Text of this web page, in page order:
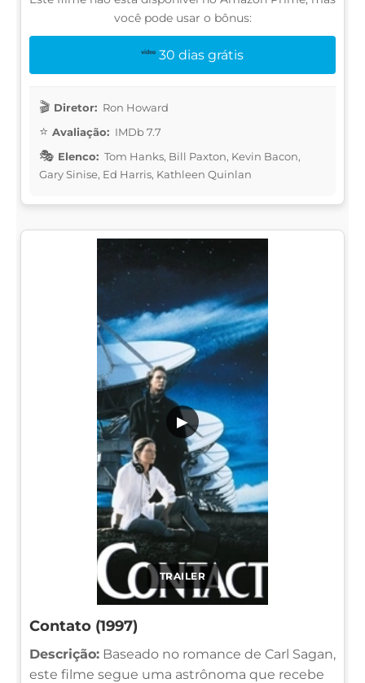
você pode usar o bônus:
30 dias grátis
Diretor: Ron Howard
Avaliação: IMDb 7.7
Elenco: Tom Hanks, Bill Paxton, Kevin Bacon,
Gary Sinise, Ed Harris, Kathleen Quinlan
TRAILER
▶
Contato (1997)
Descrição: Baseado no romance de Carl Sagan,
este filme segue uma astrônoma que recebe